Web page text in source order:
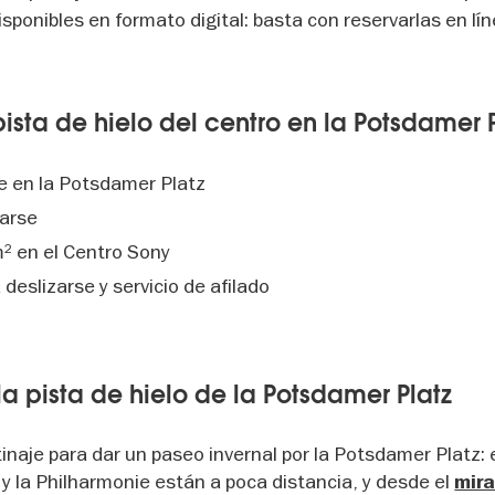
en formato digital: basta con reservarlas en
de hielo del centro en la Potsdamer
en la Potsdamer Platz
en el Centro Sony
y servicio de afilado
pista de hielo de la Potsdamer Platz
para dar un paseo invernal por la Potsdamer Platz:
la Philharmonie están a poca distancia, y desde el